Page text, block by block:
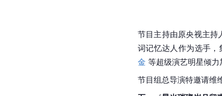
节目主持由原央视主持
词记忆达人作为选手
金 等超级演艺明星倾
节目组总导演特邀请维